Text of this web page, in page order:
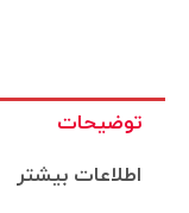
توضیحات
اطلاعات بیشتر